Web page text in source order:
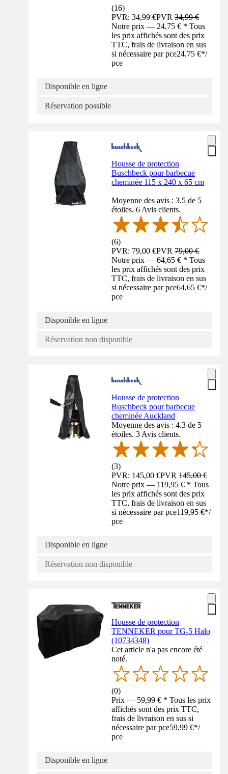
(16)
PVR: 34,99 €PVR34,99 €
Notre prix — 24,75 € * Tous
les prix affichés sont des prix
TTC, frais de livraison en sus
si nécessaire par pce24,75 €*/
pce
Disponible en ligne
Réservation possible
Housse de protection
Buschbeck pour barbecue
cheminée 115 x 240 x 65 cm
Moyenne des avis : 3.5 de 5
étoiles. 6 Avis clients.
(6)
PVR: 79,00 €PVR79,00 €
Notre prix — 64,65 € * Tous
les prix affichés sont des prix
TTC, frais de livraison en sus
si nécessaire par pce64,65 €*/
pce
Disponible en ligne
Réservation non disponible
Housse de protection
Buschbeck pour barbecue
cheminée Auckland
Moyenne des avis : 4.3 de 5
étoiles. 3 Avis clients.
(3)
PVR: 145,00 €PVR145,00 €
Notre prix — 119,95 € * Tous
les prix affichés sont des prix
TTC, frais de livraison en sus
si nécessaire par pce119,95 €*/
pce
Disponible en ligne
Réservation non disponible
Housse de protection
TENNEKER pour TG-5 Halo
(10734348)
Cet article n'a pas encore été
noté.
(0)
Prix — 59,99 € * Tous les prix
affichés sont des prix TTC,
frais de livraison en sus si
nécessaire par pce59,99 €*/
pce
Disponible en ligne